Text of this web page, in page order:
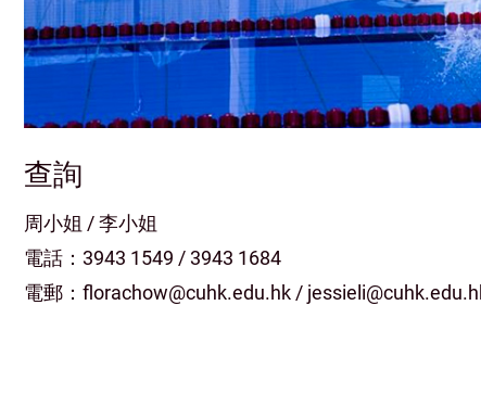
查詢
周小姐 / 李小姐
電話：3943 1549 / 3943 1684
電郵：florachow@cuhk.edu.hk /